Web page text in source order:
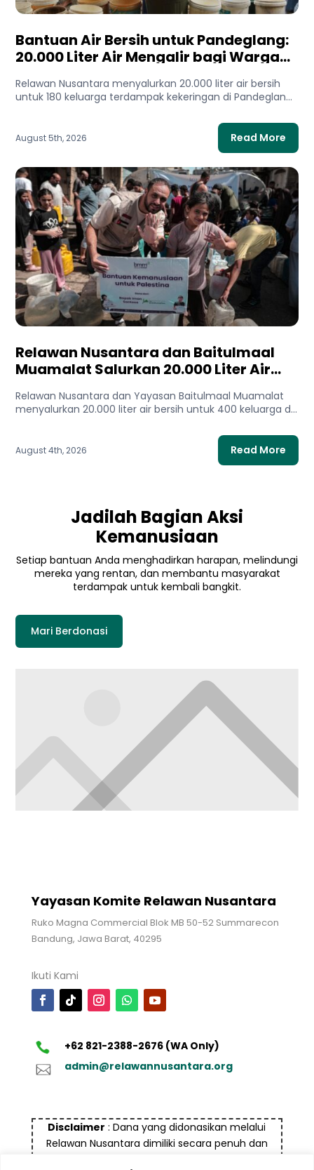
Bantuan Air Bersih untuk Pandeglang:
20.000 Liter Air Mengalir bagi Warga
Relawan Nusantara menyalurkan 20.000 liter air bersih
untuk 180 keluarga terdampak kekeringan di Pandeglang,
August 5th, 2026 Read More
Relawan Nusantara dan Baitulmaal
Muamalat Salurkan 20.000 Liter Air
Relawan Nusantara dan Yayasan Baitulmaal Muamalat
menyalurkan 20.000 liter air bersih untuk 400 keluarga di
August 4th, 2026 Read More
Jadilah Bagian Aksi
Kemanusiaan
Setiap bantuan Anda menghadirkan harapan, melindungi
mereka yang rentan, dan membantu masyarakat
terdampak untuk kembali bangkit.
Mari Berdonasi
Yayasan Komite Relawan Nusantara
Ruko Magna Commercial Blok MB 50-52 Summarecon
Bandung, Jawa Barat, 40295
Ikuti Kami
+62 821-2388-2676 (WA Only)
admin@relawannusantara.org
Disclaimer : Dana yang didonasikan melalui
Relawan Nusantara dimiliki secara penuh dan